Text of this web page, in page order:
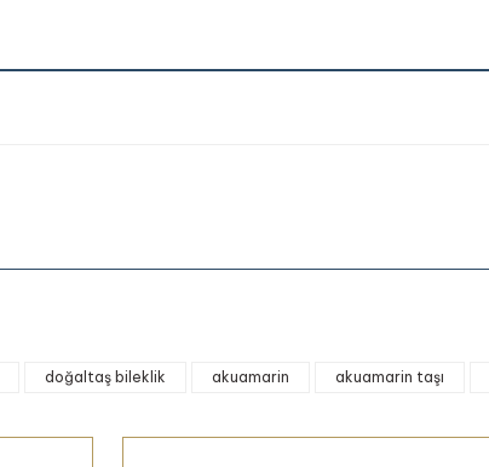
doğaltaş bileklik akuamarin akuamarin taşı